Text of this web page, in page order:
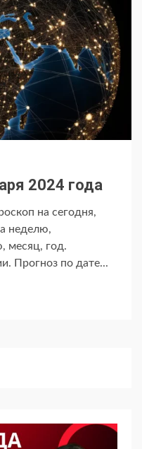
2024 года
на сегодня,
неделю,
месяц, год.
Прогноз по дате...